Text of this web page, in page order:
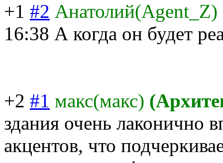
+1 #2 Анатолий(Agent_Z)
16:38 А когда он будет
+2 #1 макс(макс)
здания очень лаконично
акцентов, что